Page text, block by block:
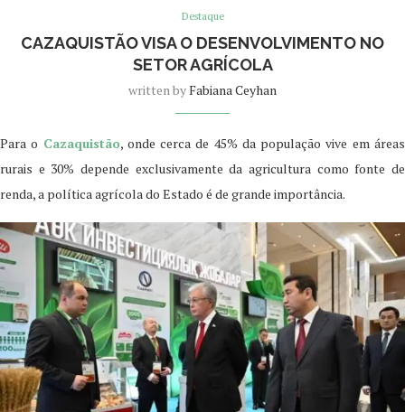
Destaque
CAZAQUISTÃO VISA O DESENVOLVIMENTO NO
SETOR AGRÍCOLA
written byFabiana Ceyhan
Para o Cazaquistão, onde cerca de 45% da população vive em áreas
rurais e 30% depende exclusivamente da agricultura como fonte de
renda, a política agrícola do Estado é de grande importância.